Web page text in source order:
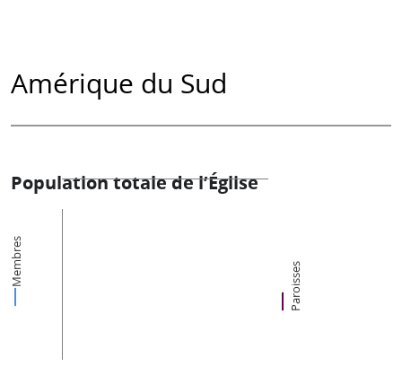
Amérique du Sud
Population totale de l’Église
Membres Paroisses